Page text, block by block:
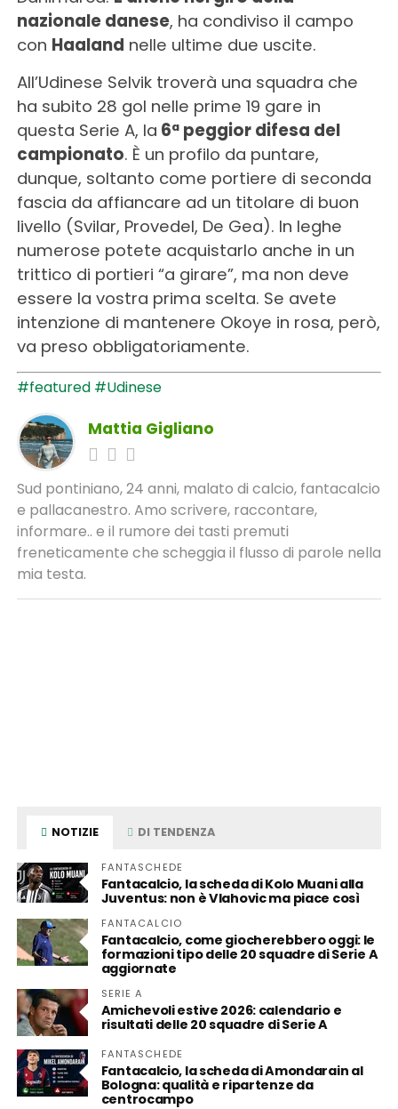
nazionale danese, ha condiviso il campo
con Haaland nelle ultime due uscite.
All’Udinese Selvik troverà una squadra che
ha subito 28 gol nelle prime 19 gare in
questa Serie A, la 6ª peggior difesa del
campionato. È un profilo da puntare,
dunque, soltanto come portiere di seconda
fascia da affiancare ad un titolare di buon
livello (Svilar, Provedel, De Gea). In leghe
numerose potete acquistarlo anche in un
trittico di portieri “a girare”, ma non deve
essere la vostra prima scelta. Se avete
intenzione di mantenere Okoye in rosa, però,
va preso obbligatoriamente.
#featured #Udinese
Mattia Gigliano
Sud pontiniano, 24 anni, malato di calcio, fantacalcio
e pallacanestro. Amo scrivere, raccontare,
informare.. e il rumore dei tasti premuti
freneticamente che scheggia il flusso di parole nella
mia testa.
NOTIZIE DI TENDENZA
FANTASCHEDE
Fantacalcio, la scheda di Kolo Muani alla
Juventus: non è Vlahovic ma piace così
FANTACALCIO
Fantacalcio, come giocherebbero oggi: le
formazioni tipo delle 20 squadre di Serie A
aggiornate
SERIE A
Amichevoli estive 2026: calendario e
risultati delle 20 squadre di Serie A
FANTASCHEDE
Fantacalcio, la scheda di Amondarain al
Bologna: qualità e ripartenze da
centrocampo